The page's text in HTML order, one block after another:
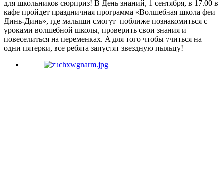
для школьников сюрприз! В День знаний, 1 сентября, в 17.00 в
кафе пройдет праздничная программа «Волшебная школа феи
Динь-Динь», где малыши смогут поближе познакомиться с
уроками волшебной школы, проверить свои знания и
повеселиться на переменках. А для того чтобы учиться на
одни пятерки, все ребята запустят звездную пыльцу!